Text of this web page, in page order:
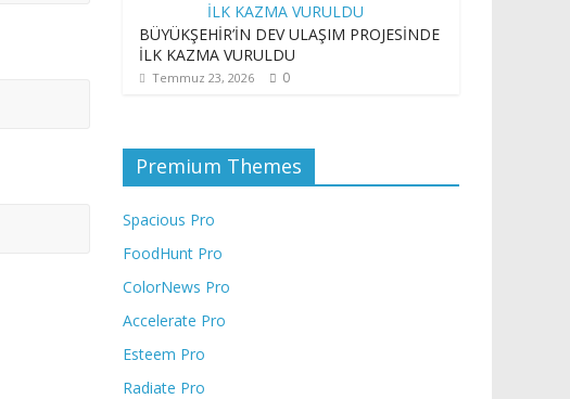
BÜYÜKŞEHİR’İN DEV ULAŞIM PROJESİNDE
İLK KAZMA VURULDU
Temmuz 23, 2026 0
Premium Themes
Spacious Pro
FoodHunt Pro
ColorNews Pro
Accelerate Pro
Esteem Pro
Radiate Pro